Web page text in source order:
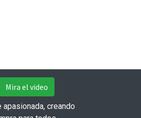
Mira el video
creando